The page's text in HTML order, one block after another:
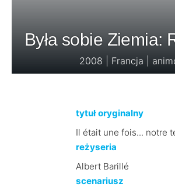
Była sobie Ziemia:
2008 | Francja |
tytuł oryginalny
Il était une fois... notre
reżyseria
Albert Barillé
scenariusz